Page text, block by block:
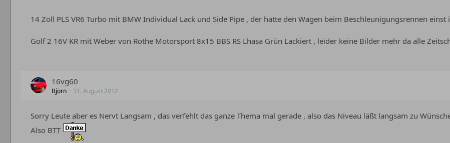
14 Zoll PLS VR6 Turbo mit BMW Individual Lack und Side Pipe , der hatte den Wagen beim Beschleunigungsrennen einst
Golf 2 16V KR mit Weber von Rothe Motorsport 8x15 BBS RS Lhasa Grün Lackiert , leider keine Bilder mehr da alle
16vg60
Björn 31. August 2012
Sorry Leute aber es Nervt Langsam , das verfehlt das ganze Thema mal gerade , also das Niveau läßt langsam zu
Also BTT